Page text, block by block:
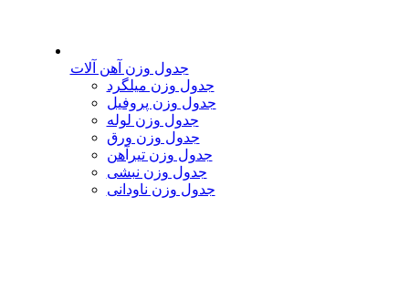
جدول وزن آهن آلات
جدول وزن میلگرد
جدول وزن پروفیل
جدول وزن لوله
جدول وزن ورق
جدول وزن تیرآهن
جدول وزن نبشی
جدول وزن ناودانی